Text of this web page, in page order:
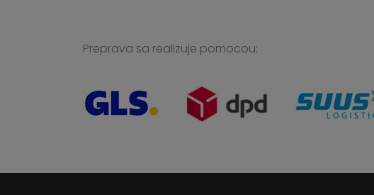
Preprava sa realizuje pomocou: